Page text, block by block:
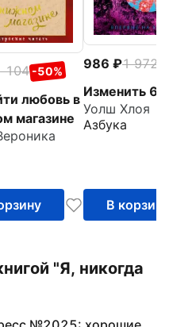
104 -50%
любовь в
магазине
986 1 972
Изменить 6-
Уолш Хлоя
Азбука
В корзину
"Я, никогда